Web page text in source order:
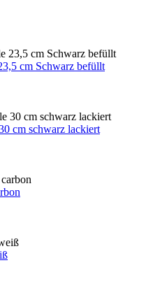
cm Schwarz befüllt
cm schwarz lackiert